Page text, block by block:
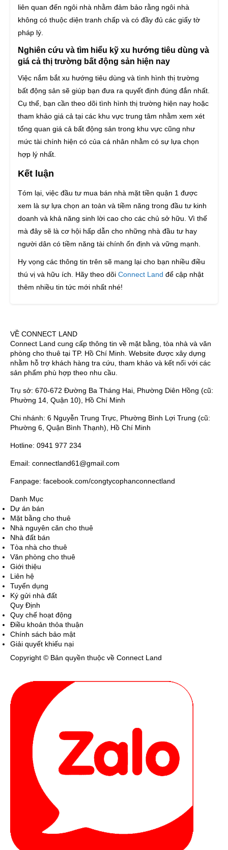
liên quan đến ngôi nhà nhằm đảm bảo rằng ngôi nhà
không có thuộc diện tranh chấp và có đầy đủ các giấy tờ
pháp lý.
Nghiên cứu và tìm hiểu kỹ xu hướng tiêu dùng và
giá cả thị trường bất động sản hiện nay
Việc nắm bắt xu hướng tiêu dùng và tình hình thị trường
bất động sản sẽ giúp bạn đưa ra quyết định đúng đắn nhất.
Cụ thể, bạn cần theo dõi tình hình thị trường hiện nay hoặc
tham khảo giá cả tại các khu vực trung tâm nhằm xem xét
tổng quan giá cả bất động sản trong khu vực cũng như
mức tài chính hiện có của cá nhân nhằm có sự lựa chọn
hợp lý nhất.
Kết luận
Tóm lại, việc đầu tư mua bán nhà mặt tiền quận 1 được
xem là sự lựa chọn an toàn và tiềm năng trong đầu tư kinh
doanh và khả năng sinh lời cao cho các chủ sở hữu. Vì thế
mà đây sẽ là cơ hội hấp dẫn cho những nhà đầu tư hay
người dân có tiềm năng tài chính ổn định và vững mạnh.
Hy vọng các thông tin trên sẽ mang lại cho bạn nhiều điều
thú vị và hữu ích. Hãy theo dõi Connect Land để cập nhật
thêm nhiều tin tức mới nhất nhé!
VỀ CONNECT LAND
Connect Land cung cấp thông tin về mặt bằng, tòa nhà và văn
phòng cho thuê tại TP. Hồ Chí Minh. Website được xây dựng
nhằm hỗ trợ khách hàng tra cứu, tham khảo và kết nối với các
sản phẩm phù hợp theo nhu cầu.
Trụ sở: 670-672 Đường Ba Tháng Hai, Phường Diên Hồng (cũ:
Phường 14, Quận 10), Hồ Chí Minh
Chi nhánh: 6 Nguyễn Trung Trực, Phường Bình Lợi Trung (cũ:
Phường 6, Quận Bình Thạnh), Hồ Chí Minh
Hotline: 0941 977 234
Email: connectland61@gmail.com
Fanpage: facebook.com/congtycophanconnectland
Danh Mục
Dự án bán
Mặt bằng cho thuê
Nhà nguyên căn cho thuê
Nhà đất bán
Tòa nhà cho thuê
Văn phòng cho thuê
Giới thiệu
Liên hệ
Tuyển dụng
Ký gửi nhà đất
Quy Định
Quy chế hoạt động
Điều khoản thỏa thuận
Chính sách bảo mật
Giải quyết khiếu nại
Copyright © Bản quyền thuộc về Connect Land